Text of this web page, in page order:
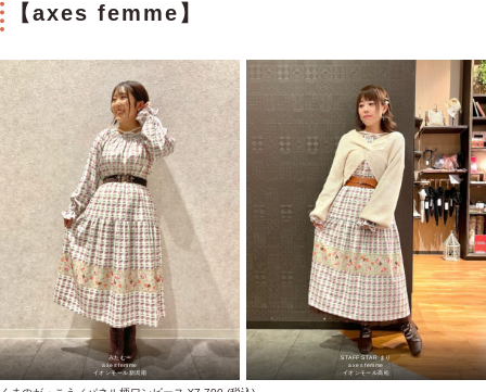
【axes femme】
みたむー
axes femme
イオンモール新潟南
STAFF STAR まり
axes femme
イオンモール高松